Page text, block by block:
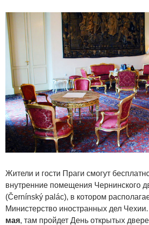
Жители и гости Праги смогут
внутренние помещения Чернинского
(Černínský palác), в котором
Министерство иностранных дел Чехии.
мая, там пройдет День открытых